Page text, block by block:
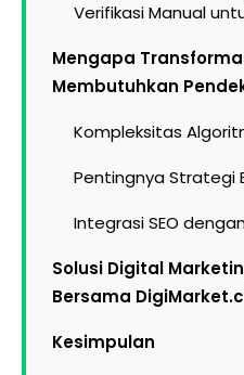
Verifikasi Manual
Mengapa
Membutuhkan
Kompleksitas
Pentingnya Strategi
Integrasi SEO
Solusi Digital
Bersama
Kesimpulan